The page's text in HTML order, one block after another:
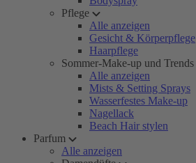
Pflege
Alle anzeigen
Gesicht & Körperpflege
Haarpflege
Sommer-Make-up und Trends
Alle anzeigen
Mists & Setting Sprays
Wasserfestes Make-up
Nagellack
Beach Hair stylen
Parfum
Alle anzeigen